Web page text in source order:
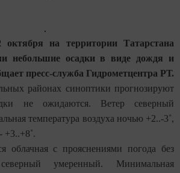
на территории Татарстана
небольшие осадки в виде дождя и
пресс-служба Гидрометцентра РТ.
районах синоптики прогнозируют
не ожидаются. Ветер северный
температура воздуха ночью +2..-3˚,
+3..+8˚.
облачная с прояснениями погода без
умеренный. Минимальная